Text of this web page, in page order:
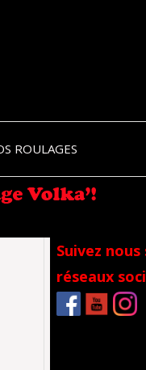
ROULAGES
Suivez nous
réseaux